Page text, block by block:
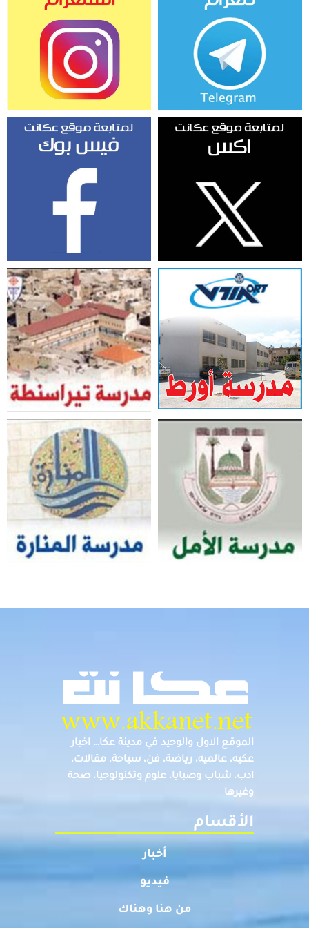
الموقع الاول والوحيد في مدينة عكا… اخبار
عكيه، عالميه، رياضة، فن، سياحة، مقالات،
ادب، شباب وصبايا، علوم وتكنولوجيا، صحة
وغيرها
الأقسام
أخبار
فيديو
من هنا وهناك